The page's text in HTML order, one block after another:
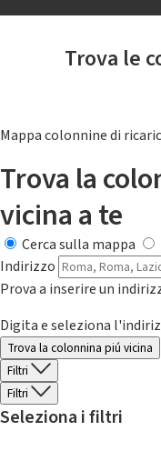
Trova le
Mappa colonnine di
Trova la
vicina a te
Cerca sulla mappa
Indirizzo
Prova a inserire un
Digita e seleziona
Trova la colonnina piú vicina
Filtri
Filtri
Seleziona i filtri